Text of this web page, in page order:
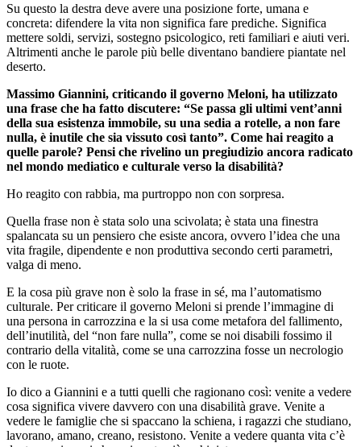
Su questo la destra deve avere una posizione forte, umana e
concreta: difendere la vita non significa fare prediche. Significa
mettere soldi, servizi, sostegno psicologico, reti familiari e aiuti veri.
Altrimenti anche le parole più belle diventano bandiere piantate nel
deserto.
Massimo Giannini, criticando il governo Meloni, ha utilizzato
una frase che ha fatto discutere: “Se passa gli ultimi vent’anni
della sua esistenza immobile, su una sedia a rotelle, a non fare
nulla, è inutile che sia vissuto così tanto”. Come hai reagito a
quelle parole? Pensi che rivelino un pregiudizio ancora radicato
nel mondo mediatico e culturale verso la disabilità?
Ho reagito con rabbia, ma purtroppo non con sorpresa.
Quella frase non è stata solo una scivolata; è stata una finestra
spalancata su un pensiero che esiste ancora, ovvero l’idea che una
vita fragile, dipendente e non produttiva secondo certi parametri,
valga di meno.
E la cosa più grave non è solo la frase in sé, ma l’automatismo
culturale. Per criticare il governo Meloni si prende l’immagine di
una persona in carrozzina e la si usa come metafora del fallimento,
dell’inutilità, del “non fare nulla”, come se noi disabili fossimo il
contrario della vitalità, come se una carrozzina fosse un necrologio
con le ruote.
Io dico a Giannini e a tutti quelli che ragionano così: venite a vedere
cosa significa vivere davvero con una disabilità grave. Venite a
vedere le famiglie che si spaccano la schiena, i ragazzi che studiano,
lavorano, amano, creano, resistono. Venite a vedere quanta vita c’è